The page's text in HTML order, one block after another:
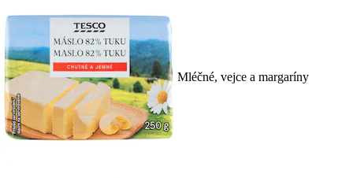
Mléčné, vejce a margaríny